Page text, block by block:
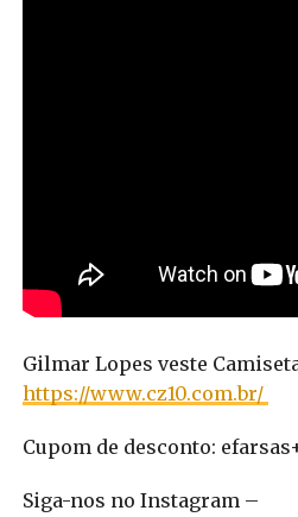
Gilmar Lopes veste
https://www.cz10.com.br/
Cupom de desconto:
Siga-nos no Instagram –